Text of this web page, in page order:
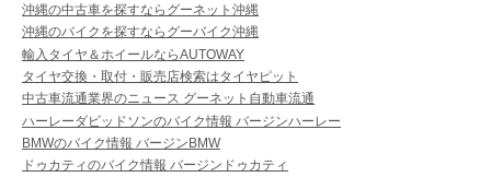
沖縄の中古車を探すならグーネット沖縄
沖縄のバイクを探すならグーバイク沖縄
輸入タイヤ＆ホイールならAUTOWAY
タイヤ交換・取付・販売店検索はタイヤピット
中古車流通業界のニュース グーネット自動車流通
ハーレーダビッドソンのバイク情報 バージンハーレー
BMWのバイク情報 バージンBMW
ドゥカティのバイク情報 バージンドゥカティ